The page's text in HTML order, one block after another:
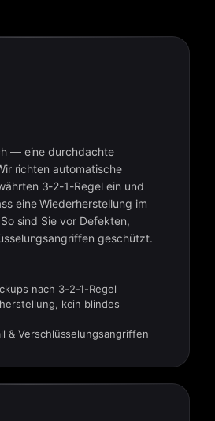
— eine durchdachte
richten automatische
3-2-1-Regel ein und
eine Wiederherstellung im
sind Sie vor Defekten,
geschützt.
nach 3-2-1-Regel
kein blindes
& Verschlüsselungsangriffen